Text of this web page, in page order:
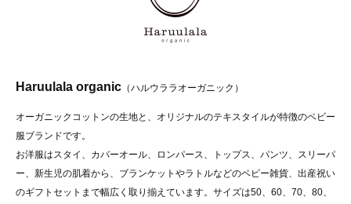
Haruulala organic （ハルウララオーガニック）
オーガニックコットンの生地と、オリジナルのテキスタイルが特徴のベビー
服ブランドです。
お洋服はスタイ、カバーオール、ロンパース、トップス、パンツ、スリーパ
ー、新生児の肌着から、ブランケットやラトルなどのベビー雑貨、出産祝い
のギフトセットまで幅広く取り揃えています。サイズは50、60、70、80、